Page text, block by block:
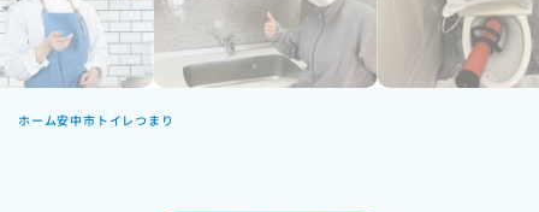
ホーム安中市トイレつまり